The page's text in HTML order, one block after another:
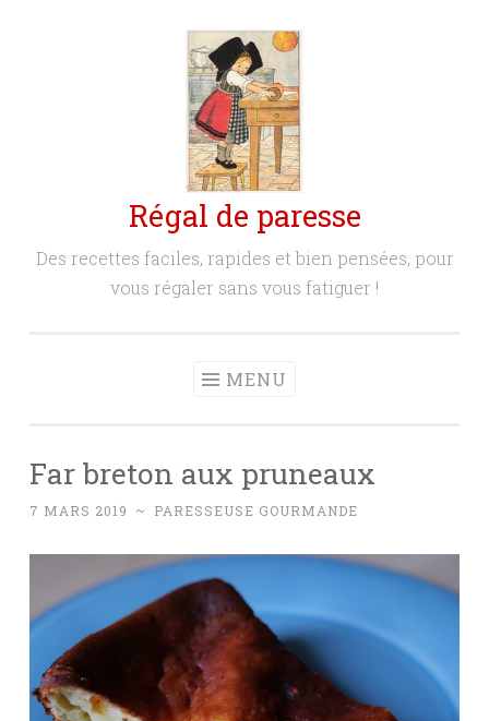
Régal de paresse
Des recettes faciles, rapides et bien pensées, pour
vous régaler sans vous fatiguer !
MENU
Far breton aux pruneaux
7 MARS 2019 ~ PARESSEUSE GOURMANDE